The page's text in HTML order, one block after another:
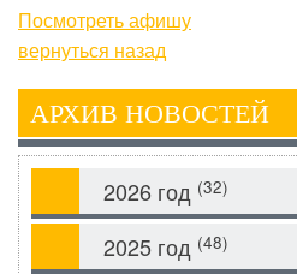
Посмотреть афишу
вернуться назад
АРХИВ НОВОСТЕЙ
2026 год (32)
2025 год (48)